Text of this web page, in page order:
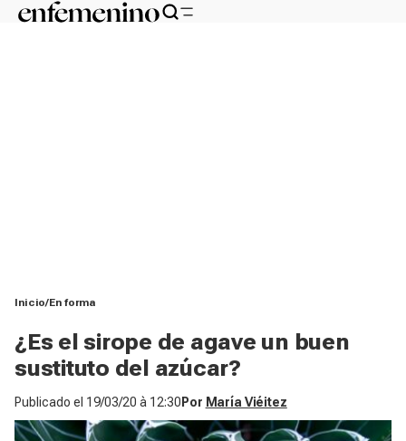
Inicio En forma
¿Es el sirope de agave un buen
sustituto del azúcar?
Publicado el 19/03/20 à 12:30 Por María Viéitez